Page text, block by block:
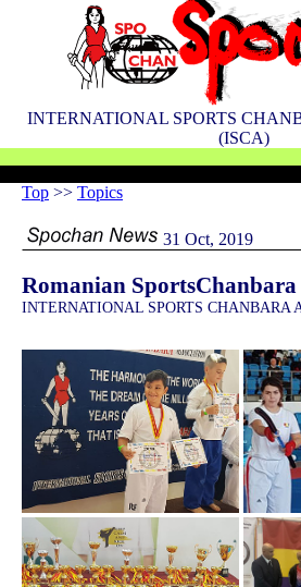
INTERNATIONAL SPORTS
(ISCA)
Top >> Topics
31 Oct, 2019
Romanian
INTERNATIONAL SPORTS CHANBARA